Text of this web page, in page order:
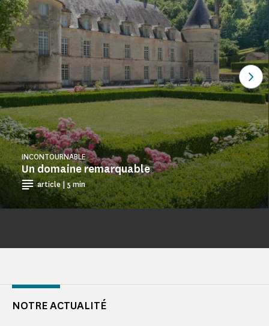
Un domaine remarquable
INCONTOURNABLE
article | 5 min
NOTRE ACTUALITÉ